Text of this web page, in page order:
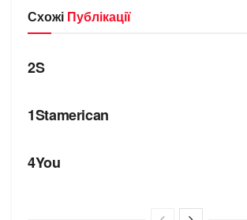
Схожі Публікації
БРЕНДИ
2S
1Stamerican
4You